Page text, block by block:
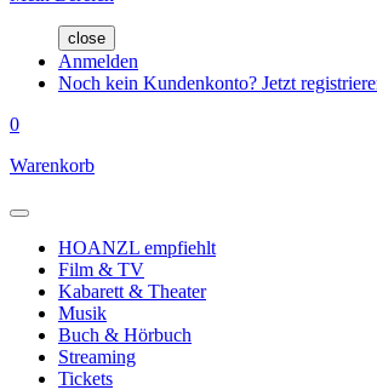
close
Anmelden
Noch kein Kundenkonto? Jetzt
0
Warenkorb
HOANZL empfiehlt
Film & TV
Kabarett & Theater
Musik
Buch & Hörbuch
Streaming
Tickets